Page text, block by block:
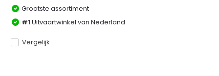
Grootste assortiment
#1 Uitvaartwinkel van Nederland
Vergelijk